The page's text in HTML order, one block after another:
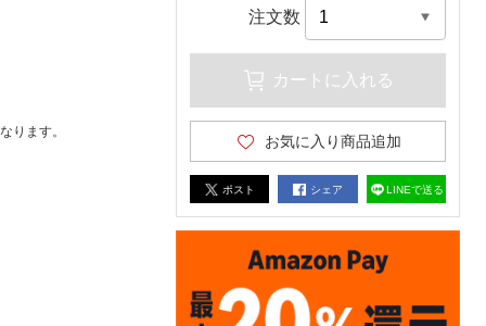
ります。
注文数
カートに入れる
お気に入り商品追加
ポスト シェア LINEで送る